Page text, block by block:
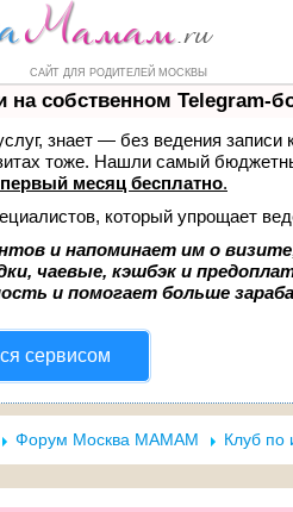
САЙТ ДЛЯ РОДИТЕЛЕЙ МОСКВЫ
Маркет Справочник
на собственном Telegram-
знает — без ведения
тоже. Нашли самый
первый месяц бесплатно.
который упрощает
и напоминает им о
чаевые, кэшбэк и
и помогает больше
сервисом
Форум Москва МАМАМ Клуб по